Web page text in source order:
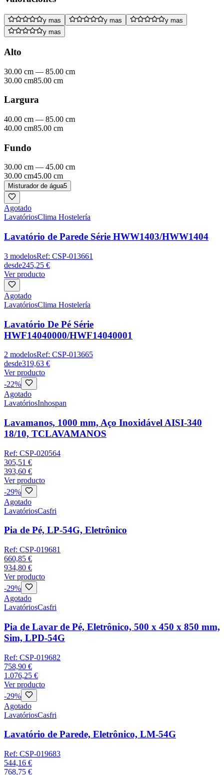
y mas y mas
y mas
y mas
Alto
30.00 cm — 85.00 cm
30.00 cm85.00 cm
Largura
40.00 cm — 85.00 cm
40.00 cm85.00 cm
Fundo
30.00 cm — 45.00 cm
30.00 cm45.00 cm
Misturador de água5
Agotado
LavatóriosClima Hostelería
Lavatório de Parede Série HWW1403/HWW1404
3 modelosRef: CSP-013661
desde245,25 €
Ver producto
Agotado
LavatóriosClima Hostelería
Lavatório De Pé Série
HWF14040000/HWF14040001
2 modelosRef: CSP-013665
desde319,63 €
Ver producto
-22%
Agotado
LavatóriosInhospan
Lavamanos, 1000 mm, Aço Inoxidável AISI-340
18/10, TCLAVAMANOS
Ref: CSP-020564
305,51 €
393,60 €
Ver producto
-29%
Agotado
LavatóriosCasfri
Pia de Pé, LP-54G, Eletrônico
Ref: CSP-019681
660,85 €
934,80 €
Ver producto
-29%
Agotado
LavatóriosCasfri
Pia de Lavar de Pé, Eletrônico, 500 x 450 x 850 mm,
Sim, LPD-54G
Ref: CSP-019682
758,90 €
1.076,25 €
Ver producto
-29%
Agotado
LavatóriosCasfri
Lavatório de Parede, Eletrônico, LM-54G
Ref: CSP-019683
544,16 €
768,75 €